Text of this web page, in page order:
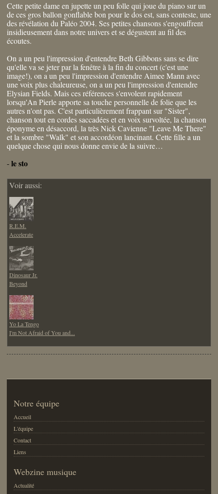
Cette petite dame en jupette un peu folle qui joue du piano sur un
de ces gros ballon gonflable bon pour le dos est, sans conteste, une
des révélation du Paléo 2004. Ses petites chansons s'engouffrent
insidieusement dans notre univers et se dégustent au fil des
écoutes.
On a un peu l'impression d'entendre Beth Gibbons sans se dire
qu'elle va se jeter par la fenêtre à la fin du concert (c'est une
image!), on a un peu l'impression d'entendre Aimee Mann avec
une voix plus chaleureuse, on a un peu l'impression d'entendre
Elysian Fields. Mais ces références s'envolent rapidement
lorsqu'An Pierle apporte sa touche personnelle de folie que les
autres n'ont pas. C'est particulièrement frappant sur "Sister",
chanson tout en cordes saccadées et en voix survoltée, la chanson
éponyme en désaccord, la très Nick Cavienne "Leave Me There"
et la sombre "Walk" et son accordéon lancinant. Cette fille a un
quelque chose qui nous donne envie de la suivre…
-le sto
Voir aussi:
R.E.M.
Accelerate
Dinosaur Jr.
Beyond
Yo La Tengo
I'm Not Afraid of You and...
Notre équipe
Accueil
L'équipe
Contact
Liens
Webzine musique
Actualité